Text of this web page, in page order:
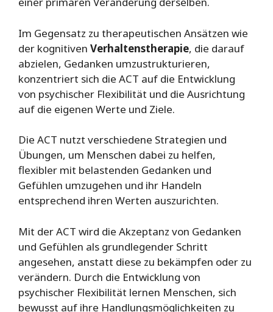
Im Gegensatz zu therapeutischen Ansätzen wie
der kognitiven Verhaltenstherapie, die darauf
abzielen, Gedanken umzustrukturieren,
konzentriert sich die ACT auf die Entwicklung
von psychischer Flexibilität und die Ausrichtung
auf die eigenen Werte und Ziele.
Die ACT nutzt verschiedene Strategien und
Übungen, um Menschen dabei zu helfen,
flexibler mit belastenden Gedanken und
Gefühlen umzugehen und ihr Handeln
entsprechend ihren Werten auszurichten.
Mit der ACT wird die Akzeptanz von Gedanken
und Gefühlen als grundlegender Schritt
angesehen, anstatt diese zu bekämpfen oder zu
verändern. Durch die Entwicklung von
psychischer Flexibilität lernen Menschen, sich
bewusst auf ihre Handlungsmöglichkeiten zu